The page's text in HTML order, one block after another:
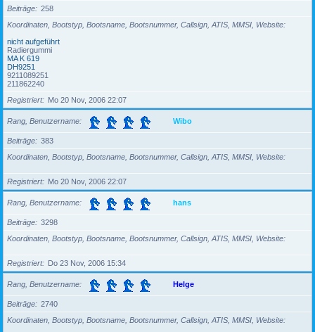
Beiträge
258
Koordinaten, Bootstyp, Bootsname, Bootsnummer, Callsign, ATIS, MMSI, Website
nicht aufgeführt
Radiergummi
MA K 619
DH9251
9211089251
211862240
Registriert
Mo 20 Nov, 2006 22:07
Rang, Benutzername Wibo
Beiträge
383
Koordinaten, Bootstyp, Bootsname, Bootsnummer, Callsign, ATIS, MMSI, Website
Registriert Mo 20 Nov, 2006 22:07
Rang, Benutzername hans
Beiträge
3298
Koordinaten, Bootstyp, Bootsname, Bootsnummer, Callsign, ATIS, MMSI, Website
Registriert Do 23 Nov, 2006 15:34
Rang, Benutzername Helge
Beiträge
2740
Koordinaten, Bootstyp, Bootsname, Bootsnummer, Callsign, ATIS, MMSI, Website